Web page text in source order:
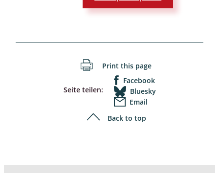
Print this page
Seite teilen:
Facebook
Bluesky
Email
Back to top